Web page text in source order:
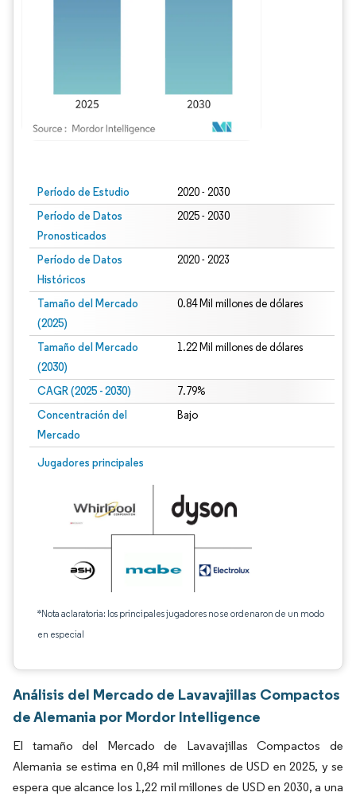
Período de Estudio 2020 - 2030
Período de Datos
Pronosticados
2025 - 2030
Período de Datos
Históricos
2020 - 2023
Tamaño del Mercado
(2025)
0.84 Mil millones de dólares
Tamaño del Mercado
(2030)
1.22 Mil millones de dólares
CAGR (2025 - 2030) 7.79%
Concentración del
Mercado
Bajo
Jugadores principales
*Nota aclaratoria: los principales jugadores no se ordenaron de un modo
en especial
Análisis del Mercado de Lavavajillas Compactos
de Alemania por Mordor Intelligence
El tamaño del Mercado de Lavavajillas Compactos de
Alemania se estima en 0,84 mil millones de USD en 2025, y se
espera que alcance los 1,22 mil millones de USD en 2030, a una